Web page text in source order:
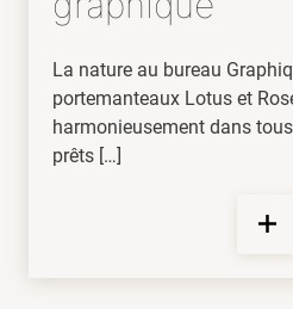
La nature au bureau
portemanteaux Lotus et
harmonieusement dans
prêts […]